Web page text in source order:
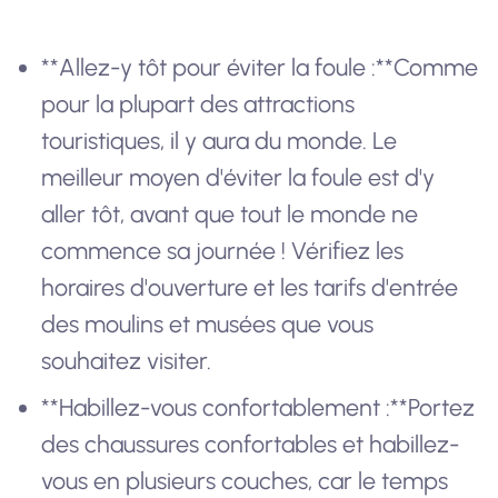
**Allez-y tôt pour éviter la foule :**Comme
pour la plupart des attractions
touristiques, il y aura du monde. Le
meilleur moyen d'éviter la foule est d'y
aller tôt, avant que tout le monde ne
commence sa journée ! Vérifiez les
horaires d'ouverture et les tarifs d'entrée
des moulins et musées que vous
souhaitez visiter.
**Habillez-vous confortablement :**Portez
des chaussures confortables et habillez-
vous en plusieurs couches, car le temps